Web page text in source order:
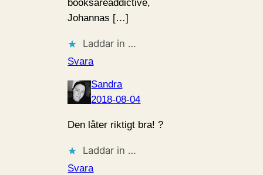
booksareaddictive,
Johannas […]
Laddar in …
Svara
Sandra
2018-08-04
Den låter riktigt bra! ?
Laddar in …
Svara